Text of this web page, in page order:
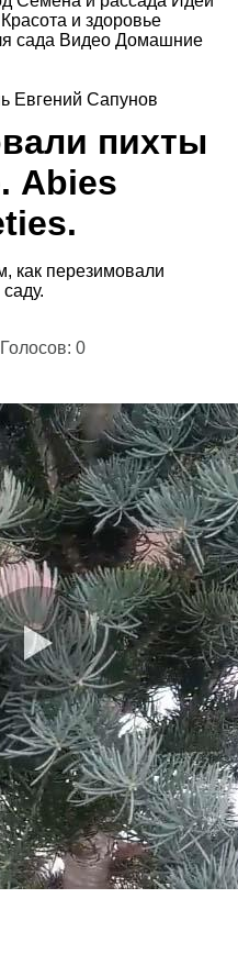
Красота и здоровье
сада Видео Домашние
Евгений Сапунов
пихты
Abies
как перезимовали
Голосов: 0